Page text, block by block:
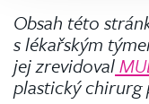
Obsah této
s lékařským
jej zrevidoval
plastický chirurg